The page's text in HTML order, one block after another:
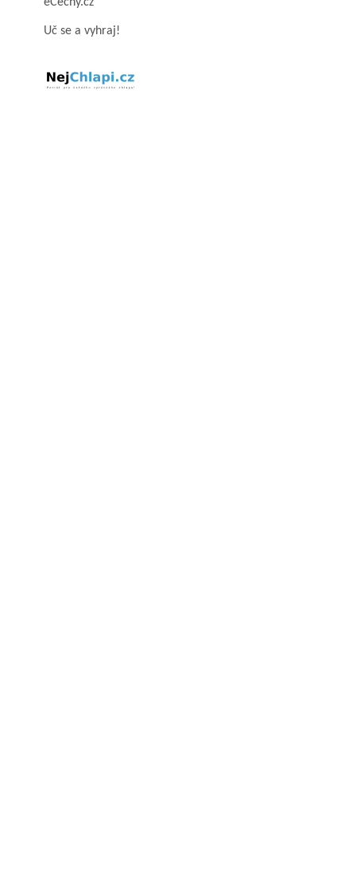
Uč se a vyhraj!